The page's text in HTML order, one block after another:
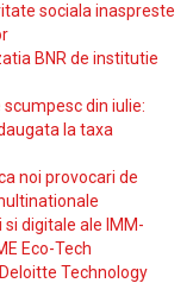
sociala inaspreste
BNR de institutie
din iulie:
la taxa
noi provocari de
digitale ale IMM-
Eco-Tech
Technology